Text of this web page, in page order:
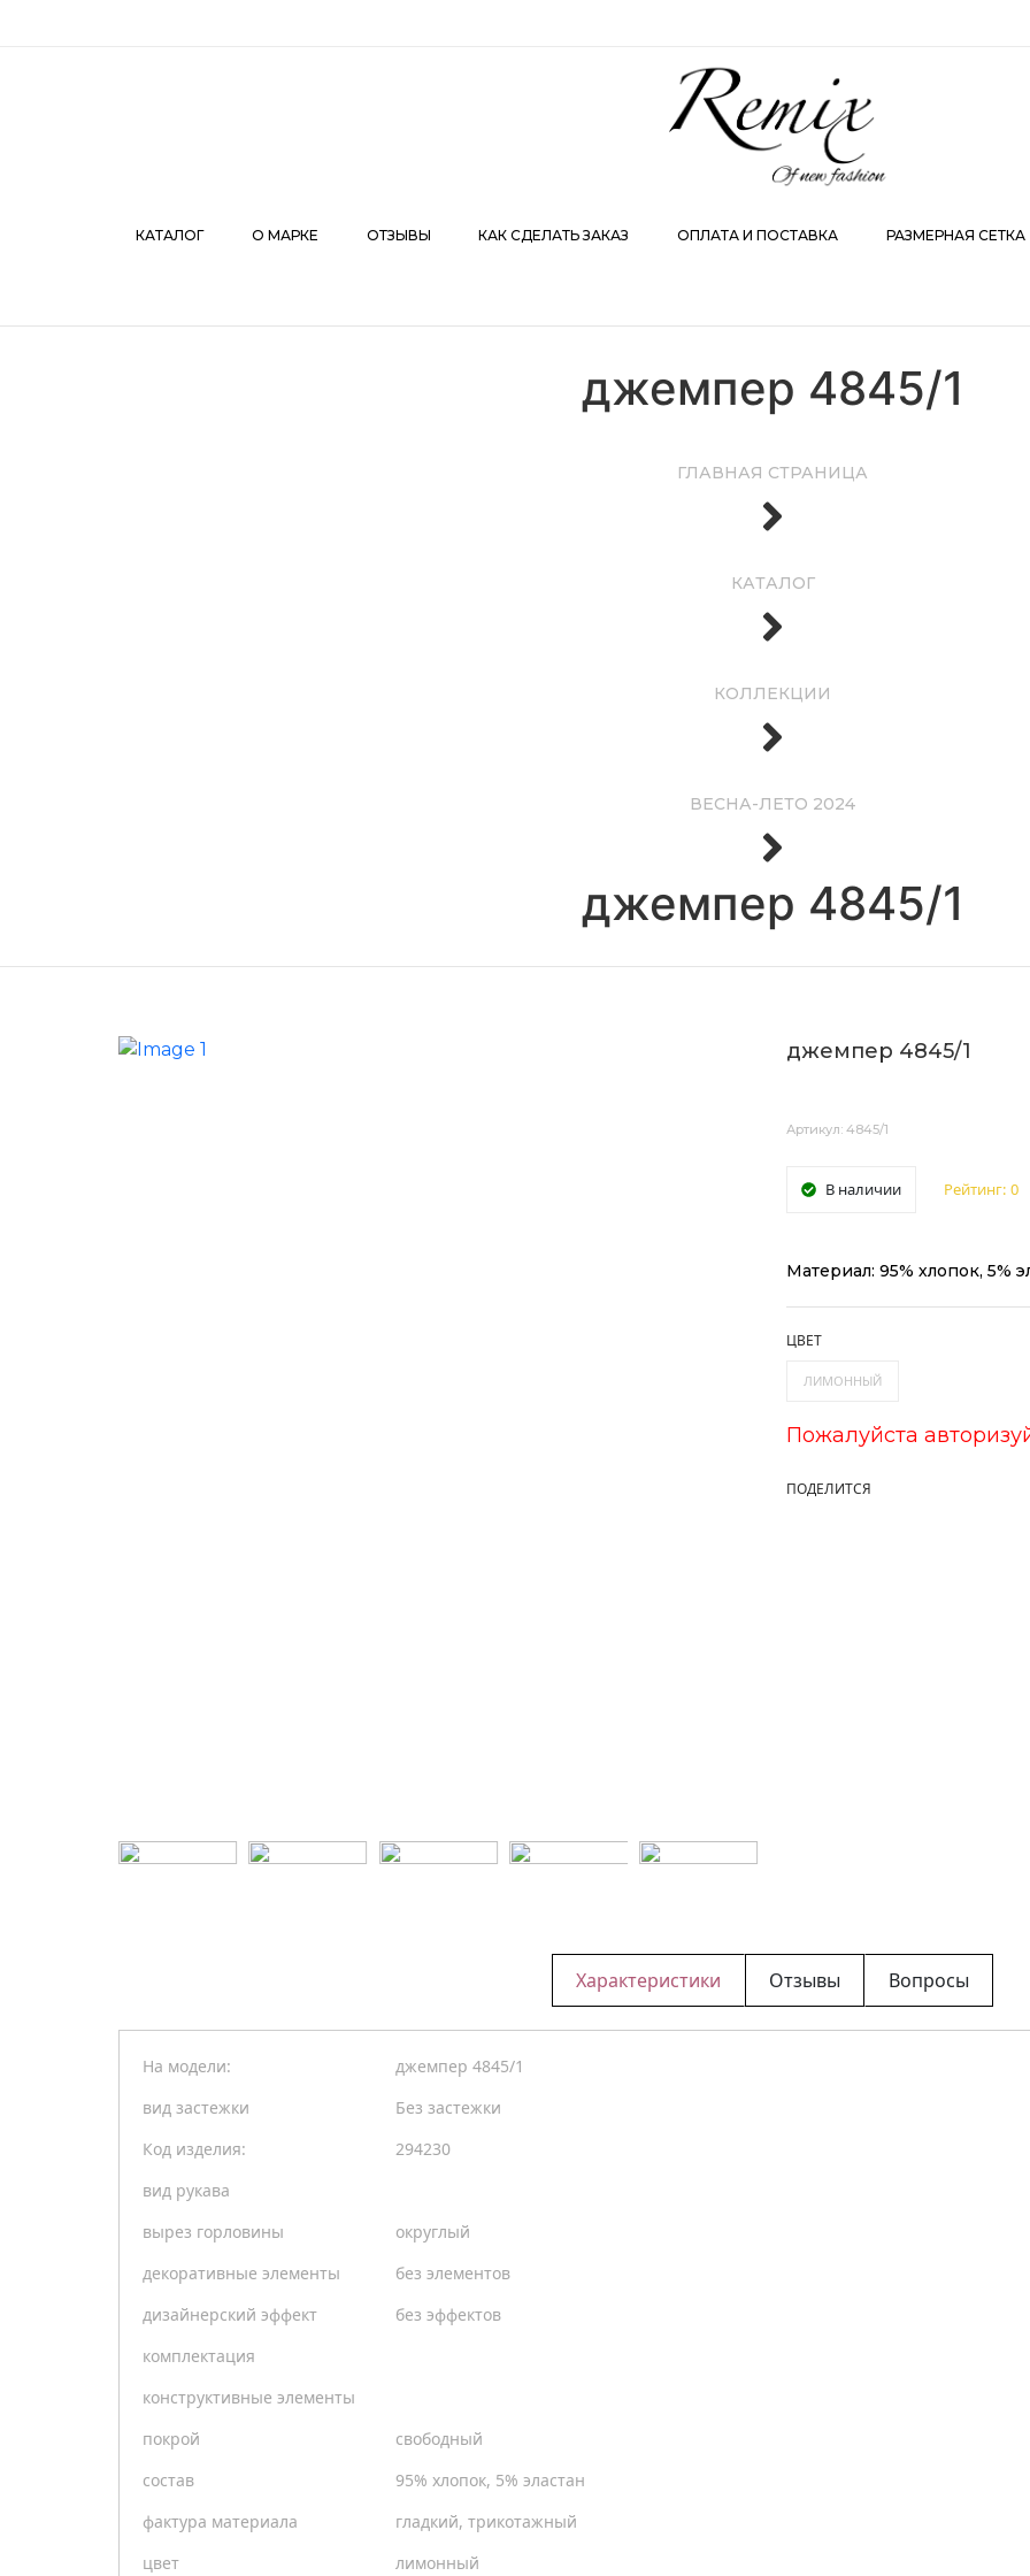
КАТАЛОГ О МАРКЕ ОТЗЫВЫ КАК СДЕЛАТЬ ЗАКАЗ ОПЛАТА И ПОСТАВКА РАЗМЕРНАЯ СЕТКА
джемпер 4845/1
ГЛАВНАЯ СТРАНИЦА
КАТАЛОГ
КОЛЛЕКЦИИ
ВЕСНА-ЛЕТО 2024
джемпер 4845/1
джемпер 4845/1
Артикул: 4845/1
В наличии Рейтинг: 0
Материал: 95% хлопок, 5%
ЦВЕТ
ЛИМОННЫЙ
Пожалуйста
ПОДЕЛИТСЯ
Характеристики Отзывы Вопросы
На модели:
джемпер 4845/1
вид застежки
Без застежки
Код изделия:
294230
вид рукава
вырез горловины
округлый
декоративные элементы
без элементов
дизайнерский эффект
без эффектов
комплектация
конструктивные элементы
покрой
свободный
состав
95% хлопок, 5% эластан
фактура материала
гладкий, трикотажный
цвет
лимонный